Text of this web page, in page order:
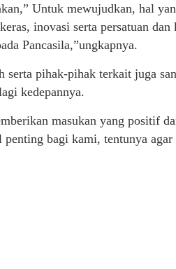
Untuk mewujudkan, hal
inovasi serta persatuan dan
Pancasila,”ungkapnya.
serta pihak-pihak terkait juga
kedepannya.
masukan yang positif
bagi kami, tentunya